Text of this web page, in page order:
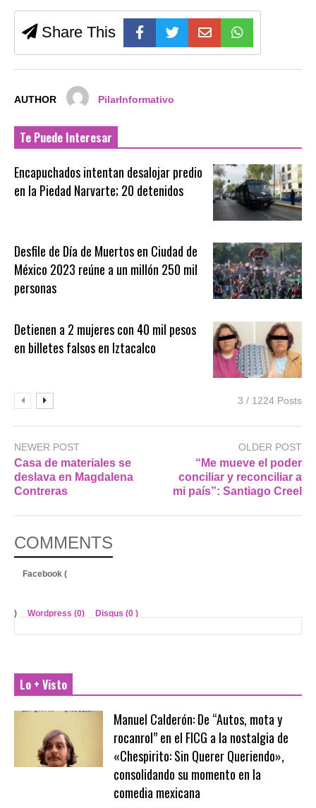
Share This
AUTHOR PilarInformativo
Te Puede Interesar
Encapuchados intentan desalojar predio
en la Piedad Narvarte; 20 detenidos
Desfile de Día de Muertos en Ciudad de
México 2023 reúne a un millón 250 mil
personas
Detienen a 2 mujeres con 40 mil pesos
en billetes falsos en Iztacalco
3 / 1224 Posts
NEWER POST
Casa de materiales se
deslava en Magdalena
Contreras
OLDER POST
“Me mueve el poder
conciliar y reconciliar a
mi país”: Santiago Creel
COMMENTS
Facebook (
) Wordpress (0) Disqus (0 )
Lo + Visto
Manuel Calderón: De “Autos, mota y
rocanrol” en el FICG a la nostalgia de
«Chespirito: Sin Querer Queriendo»,
consolidando su momento en la
comedia mexicana